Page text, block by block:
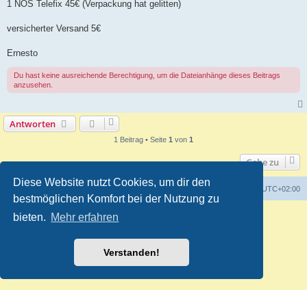
Diese Website nutzt Cookies, um dir den
bestmöglichen Komfort bei der Nutzung zu
bieten. Mehr erfahren
Verstanden!
r
1 NOS Telefix 45€ (Verpackung hat gelitten)
versicherter Versand 5€
Ernesto
Du hast keine ausreichende Berechtigung, um die Dateianhänge dieses Beitrags
anzusehen.
Antworten
1 Beitrag • Seite 1 von 1
Gehe zu
UTC+02:00
Powered byphpBB
Customized byWireSys
Datenschutz|Nutzungsbedingungen